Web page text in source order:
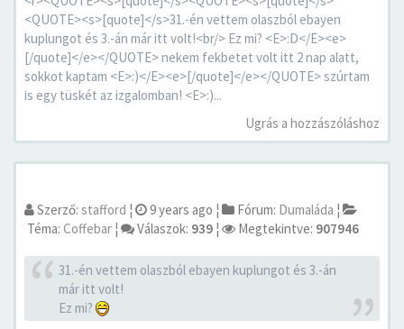
<QUOTE><s>[quote]</s>31.-én vettem olaszból ebayen
kuplungot és 3.-án már itt volt!<br/> Ez mi? <E>:D</E><e>
[/quote]</e></QUOTE> nekem fekbetet volt itt 2 nap alatt,
sokkot kaptam <E>:)</E><e>[/quote]</e></QUOTE> szúrtam
is egy tüskét az izgalomban! <E>:)...
Ugrás a hozzászóláshoz
Szerző: stafford ¦ 9 years ago ¦ Fórum: Dumaláda ¦
Téma: Coffebar ¦ Válaszok: 939 ¦ Megtekintve: 907946
31.-én vettem olaszból ebayen kuplungot és 3.-án
már itt volt!
Ez mi?